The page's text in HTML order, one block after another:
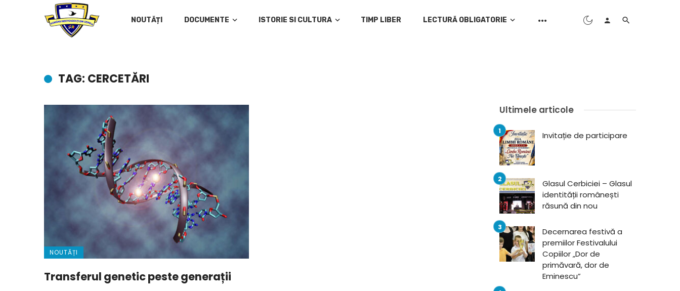
NOUTĂȚI DOCUMENTE ISTORIE SI CULTURA TIMP LIBER LECTURĂ OBLIGATORIE
TAG: CERCETĂRI
NOUTĂȚI
Transferul genetic peste generații
Ultimele articole
Invitație de participare
Glasul Cerbiciei – Glasul
identității românești
răsună din nou
Decernarea festivă a
premiilor Festivalului
Copiilor „Dor de
primăvară, dor de
Eminescu”